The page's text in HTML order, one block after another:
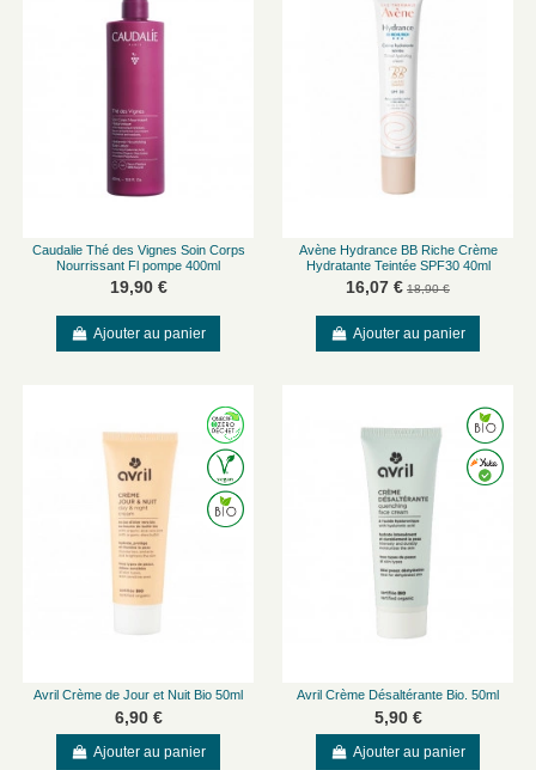
Caudalie Thé des Vignes Soin Corps
Nourrissant Fl pompe 400ml
19,90 €
Ajouter au panier
Avène Hydrance BB Riche Crème
Hydratante Teintée SPF30 40ml
16,07 € 18,90 €
Ajouter au panier
Avril Crème de Jour et Nuit Bio 50ml
6,90 €
Ajouter au panier
Avril Crème Désaltérante Bio. 50ml
5,90 €
Ajouter au panier